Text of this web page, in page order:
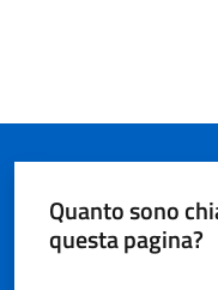
Quanto sono
questa pagina?